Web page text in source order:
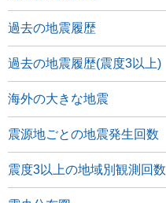
過去の地震履歴
過去の地震履歴(震度3以上)
海外の大きな地震
震源地ごとの地震発生回数
震度3以上の地域別観測回数